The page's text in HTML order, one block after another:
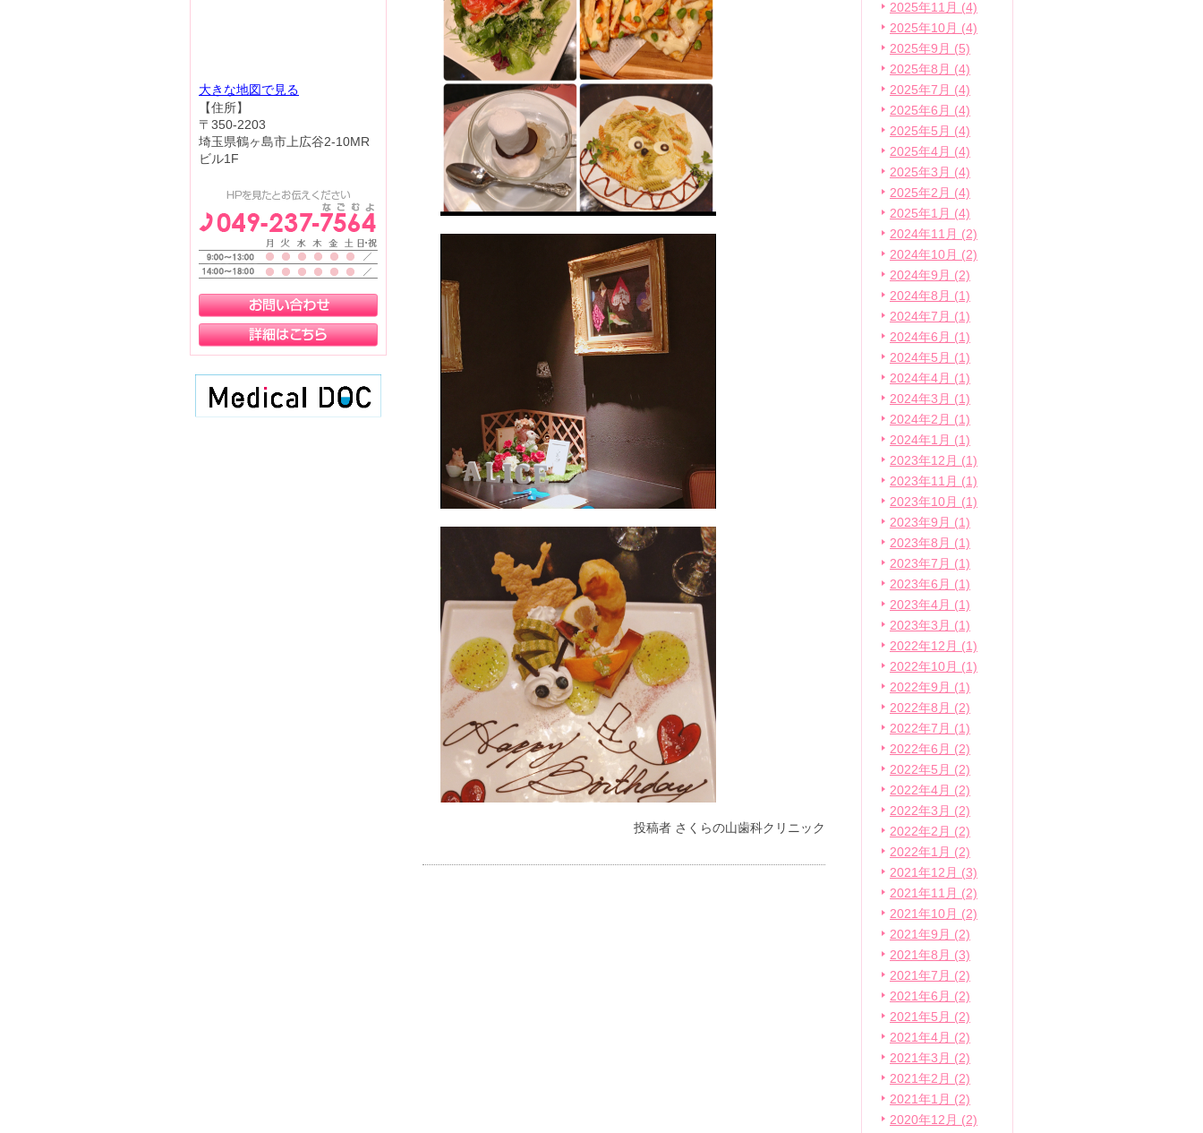
投稿者 さくらの山歯科クリニック
2025年11月 (4)
2025年10月 (4)
2025年9月 (5)
2025年8月 (4)
2025年7月 (4)
2025年6月 (4)
2025年5月 (4)
2025年4月 (4)
2025年3月 (4)
2025年2月 (4)
2025年1月 (4)
2024年11月 (2)
2024年10月 (2)
2024年9月 (2)
2024年8月 (1)
2024年7月 (1)
2024年6月 (1)
2024年5月 (1)
2024年4月 (1)
2024年3月 (1)
2024年2月 (1)
2024年1月 (1)
2023年12月 (1)
2023年11月 (1)
2023年10月 (1)
2023年9月 (1)
2023年8月 (1)
2023年7月 (1)
2023年6月 (1)
2023年4月 (1)
2023年3月 (1)
2022年12月 (1)
2022年10月 (1)
2022年9月 (1)
2022年8月 (2)
2022年7月 (1)
2022年6月 (2)
2022年5月 (2)
2022年4月 (2)
2022年3月 (2)
2022年2月 (2)
2022年1月 (2)
2021年12月 (3)
2021年11月 (2)
2021年10月 (2)
2021年9月 (2)
2021年8月 (3)
2021年7月 (2)
2021年6月 (2)
2021年5月 (2)
2021年4月 (2)
2021年3月 (2)
2021年2月 (2)
2021年1月 (2)
2020年12月 (2)
大きな地図で見る
【住所】
〒350-2203
埼玉県鶴ヶ島市上広谷2-10MR
ビル1F